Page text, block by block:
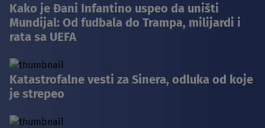
Kako je Đani Infantino uspeo da uništi
Mundijal: Od fudbala do Trampa, milijardi i
rata sa UEFA
Katastrofalne vesti za Sinera, odluka od koje
je strepeo